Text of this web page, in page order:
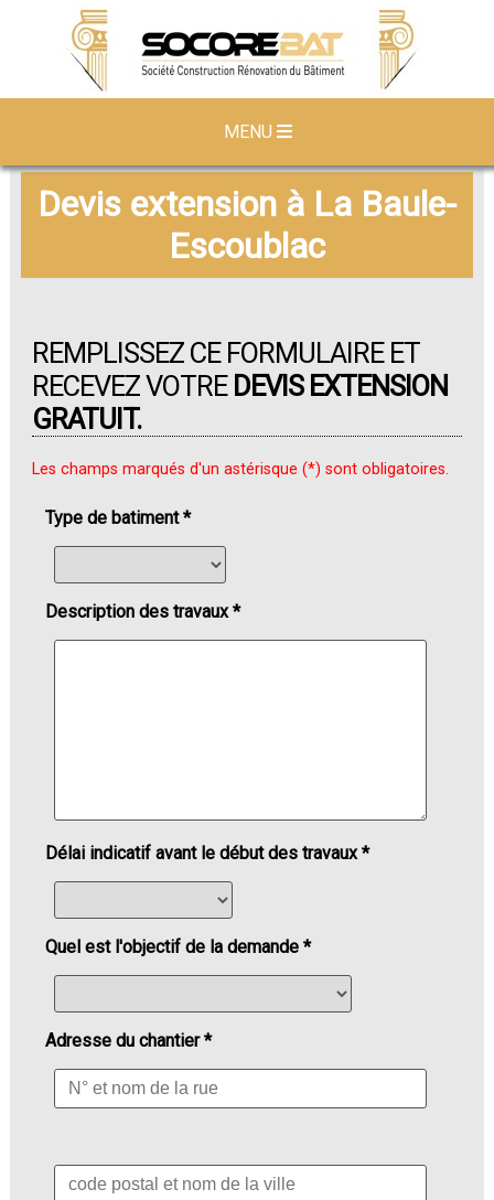
MENU
Devis extension à La Baule-
Escoublac
REMPLISSEZ CE FORMULAIRE ET
RECEVEZ VOTRE DEVIS EXTENSION
GRATUIT.
Les champs marqués d'un astérisque (*) sont obligatoires.
Type de batiment *
Description des travaux *
Délai indicatif avant le début des travaux *
Quel est l'objectif de la demande *
Adresse du chantier *